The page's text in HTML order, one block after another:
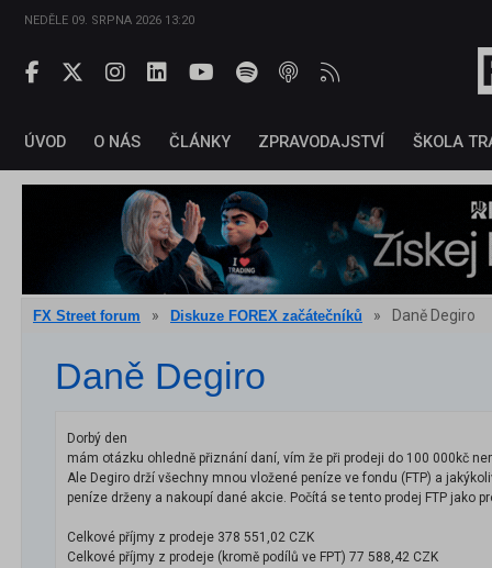
NEDĚLE 09. SRPNA 2026 13:20
ÚVOD O NÁS ČLÁNKY ZPRAVODAJSTVÍ ŠKOLA
FX Street forum » Diskuze FOREX začátečníků » Daně Degiro
Daně Degiro
Dorbý den
mám otázku ohledně přiznání daní, vím že při prodeji do 100 000kč
Ale Degiro drží všechny mnou vložené peníze ve fondu (FTP) a
peníze drženy a nakoupí dané akcie. Počítá se tento prodej FTP jako
Celkové příjmy z prodeje 378 551,02 CZK
Celkové příjmy z prodeje (kromě podílů ve FPT) 77 588,42 CZK